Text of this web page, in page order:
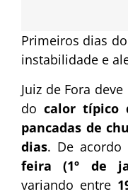
Primeiros dias
instabilidade e
Juiz de Fora
do calor típico
pancadas de
dias. De acordo
feira (1º de
variando entre